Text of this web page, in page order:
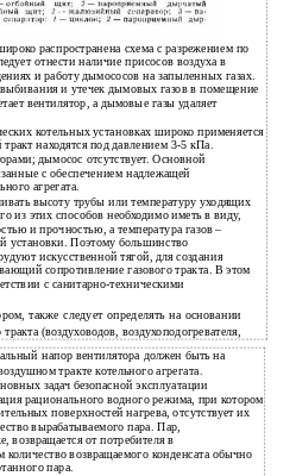
распространена схема с разрежением по
отнести наличие присосов воздуха в
и работу дымососов на запыленных газах.
и утечек дымовых газов в помещение
вентилятор, а дымовые газы удаляет
котельных установках широко применяется
находятся под давлением 3-5 кПа.
дымосос отсутствует. Основной
с обеспечением надлежащей
агрегата.
высоту трубы или температуру уходящих
из этих способов необходимо иметь в виду,
и прочностью, а температура газов –
установки. Поэтому большинство
искусственной тягой, для создания
сопротивление газового тракта. В этом
с санитарно-техническими
также следует определять на основании
(воздуховодов, воздухоподогревателя,
напор вентилятора должен быть на
тракте котельного агрегата.
задач безопасной эксплуатации
рационального водного режима, при котором
поверхностей нагрева, отсутствует их
вырабатываемого пара. Пар,
возвращается от потребителя в
возвращаемого конденсата обычно
пара.